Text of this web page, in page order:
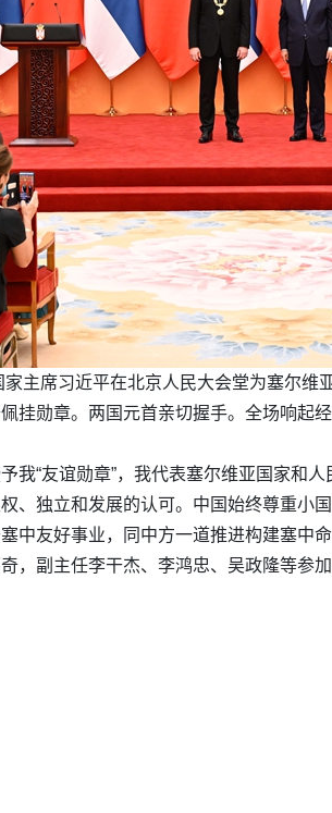
主席习近平在北京人民大会堂为塞尔维
挂勋章。两国元首亲切握手。全场响起经
我“友谊勋章”，我代表塞尔维亚国家和
、独立和发展的认可。中国始终尊重小
中友好事业，同中方一道推进构建塞中命
，副主任李干杰、李鸿忠、吴政隆等参加